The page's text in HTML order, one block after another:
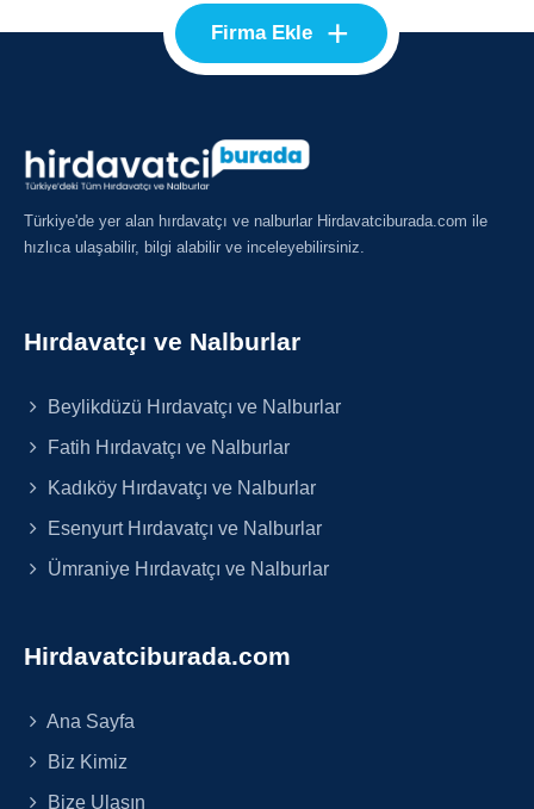
Firma Ekle +
Türkiye'de yer alan hırdavatçı ve nalburlar Hirdavatciburada.com ile
hızlıca ulaşabilir, bilgi alabilir ve inceleyebilirsiniz.
Hırdavatçı ve Nalburlar
Beylikdüzü Hırdavatçı ve Nalburlar
Fatih Hırdavatçı ve Nalburlar
Kadıköy Hırdavatçı ve Nalburlar
Esenyurt Hırdavatçı ve Nalburlar
Ümraniye Hırdavatçı ve Nalburlar
Hirdavatciburada.com
Ana Sayfa
Biz Kimiz
Bize Ulaşın